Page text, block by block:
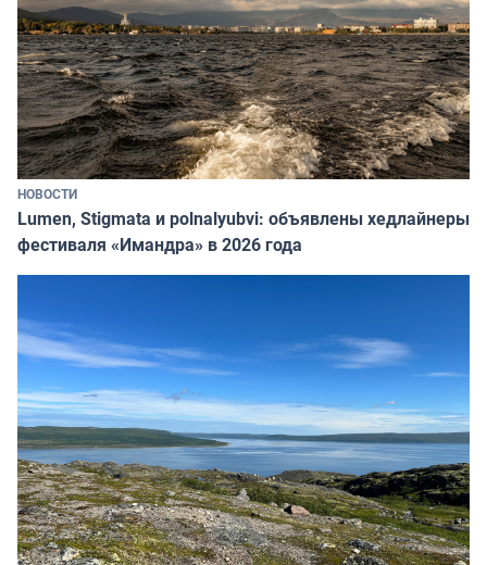
НОВОСТИ
Lumen, Stigmata и polnalyubvi: объявлены хедлайнеры
фестиваля «Имандра» в 2026 года